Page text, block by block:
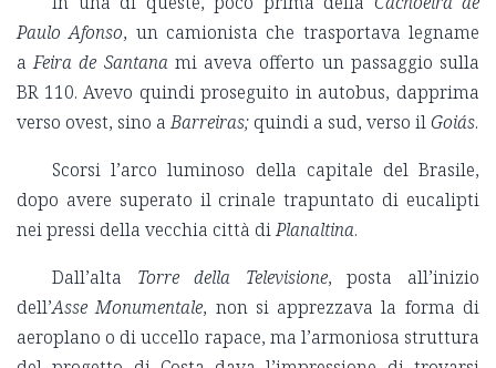
Paulo Afonso, un camionista che trasportava legname
aFeira de Santanami aveva offerto un passaggio sulla
BR 110. Avevo quindi proseguito in autobus, dapprima
verso ovest, sino aBarreiras; quindi a sud, verso ilGoiás.
Scorsi l’arco luminoso della capitale del Brasile,
dopo avere superato il crinale trapuntato di eucalipti
nei pressi della vecchia città diPlanaltina.
Dall’alta Torre della Televisione, posta all’inizio
dell’Asse Monumentale, non si apprezzava la forma di
aeroplano o di uccello rapace, ma l’armoniosa struttura